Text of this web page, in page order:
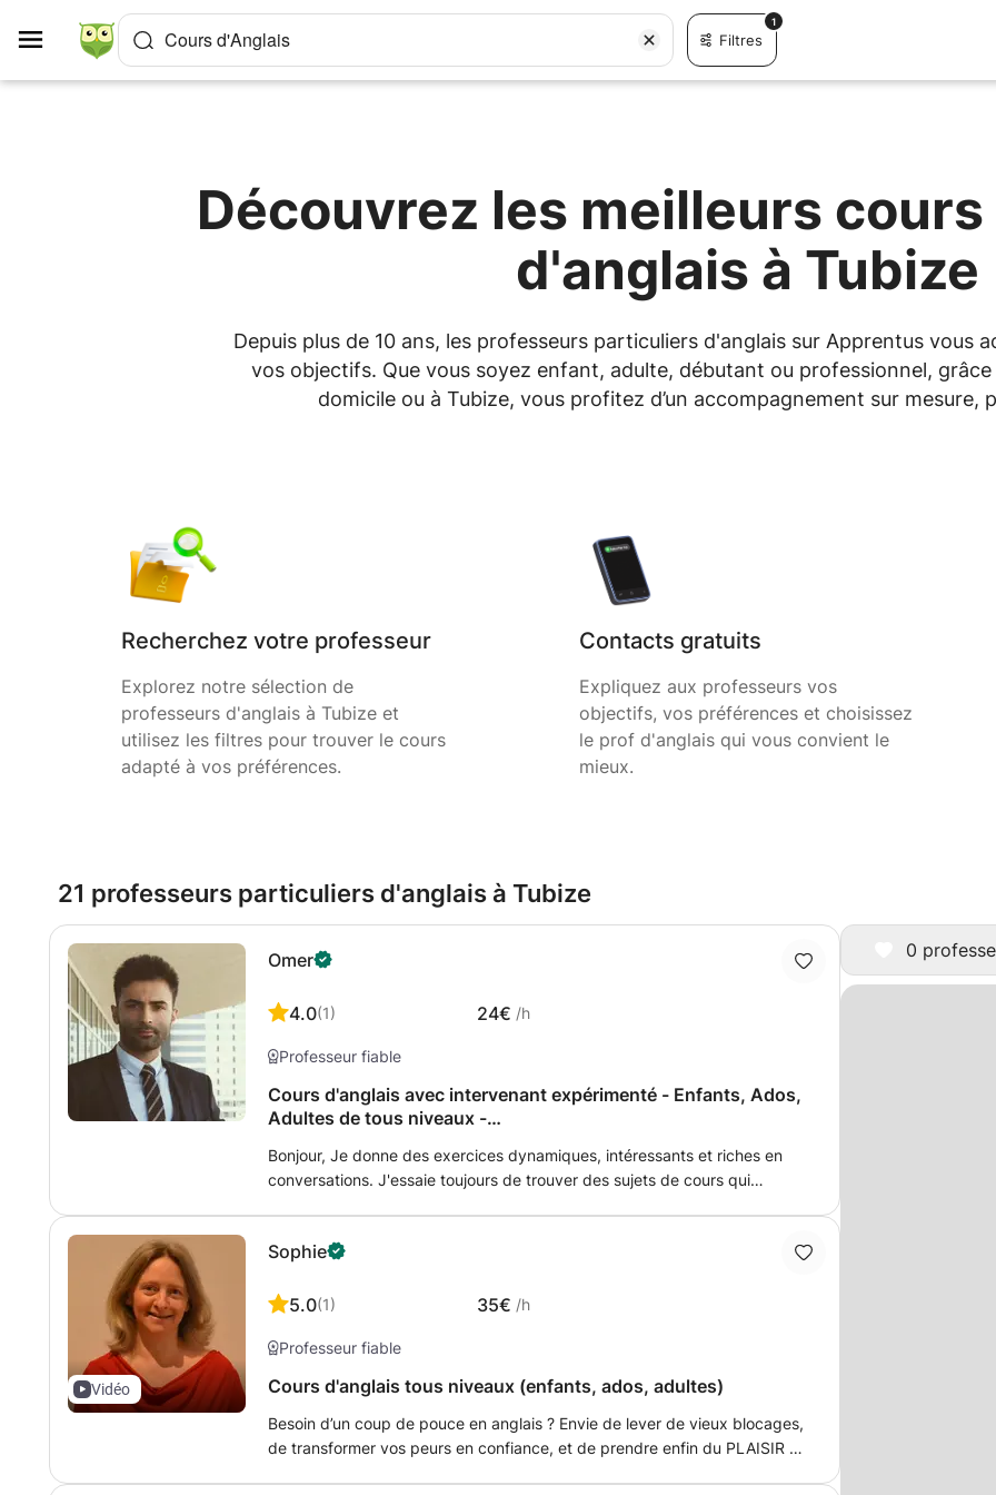
Cours d'Anglais Filtres
1
Découvrez les meilleurs
d'anglais à Tubize
Depuis plus de 10 ans, les professeurs particuliers d'anglais sur Apprentus vous
vos objectifs. Que vous soyez enfant, adulte, débutant ou professionnel,
domicile ou à Tubize, vous profitez d’un accompagnement sur mesure,
Recherchez votre professeur
Explorez notre sélection de
professeurs d'anglais à Tubize et
utilisez les filtres pour trouver le cours
adapté à vos préférences.
Contacts gratuits
Expliquez aux professeurs vos
objectifs, vos préférences et choisissez
le prof d'anglais qui vous convient le
mieux.
0
21 professeurs particuliers d'anglais à Tubize
Omer
4.0(1) 24€ /h
Professeur fiable
Cours d'anglais avec intervenant expérimenté - Enfants, Ados,
Adultes de tous niveaux -
Bonjour, Je donne des exercices dynamiques, intéressants et riches en
conversations. J'essaie toujours de trouver des sujets de cours qui
J'adapte mes cours aux besoins de chaque élève, que vous ayez besoin
renforcement après l'école pour votre enfant ou que vous souhaitiez
l'étranger.
Vidéo
Sophie
5.0(1) 35€ /h
Professeur fiable
Cours d'anglais tous niveaux (enfants, ados, adultes)
Besoin d’un coup de pouce en anglais ? Envie de lever de vieux blocages,
de transformer vos peurs en confiance, et de prendre enfin du PLAISIR à